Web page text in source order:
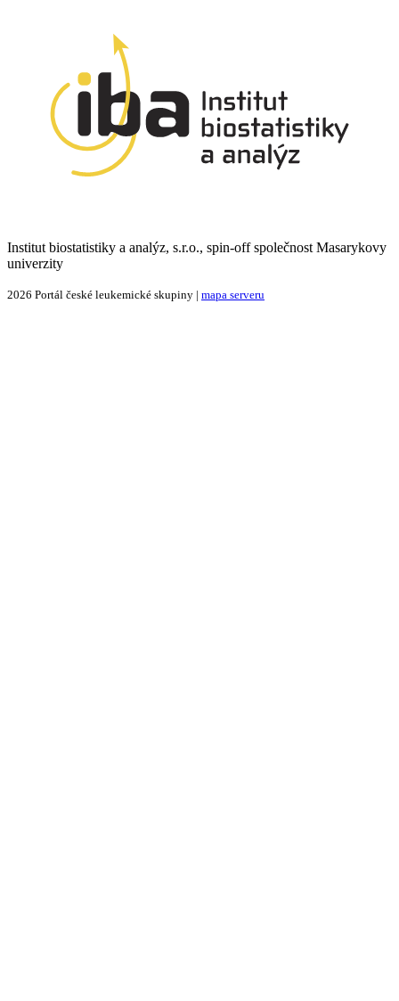
Institut biostatistiky a analýz, s.r.o., spin-off společnost Masarykovy
univerzity
2026 Portál české leukemické skupiny | mapa serveru